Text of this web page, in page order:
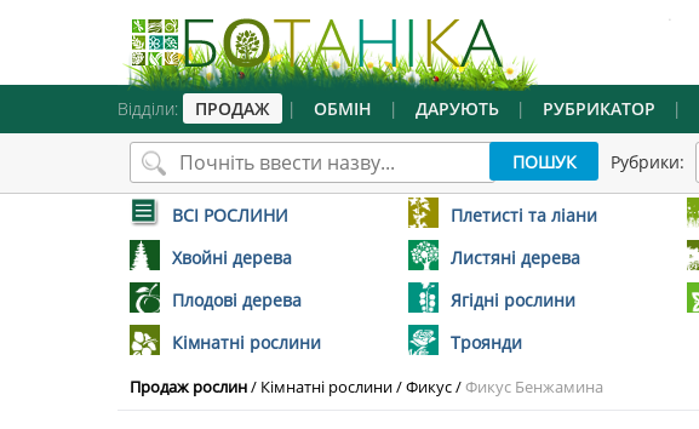
.
Відділи: ПРОДАЖ | ОБМІН | ДАРУЮТЬ | РУБРИКАТОР |
Рубрики:
ВСІ РОСЛИНИ Плетисті та ліани
Хвойні дерева
Листяні дерева
Плодові дерева
Ягідні рослини
Кімнатні рослини
Троянди
Продаж рослин/ Кімнатні рослини/Фикус/Фикус Бенжамина